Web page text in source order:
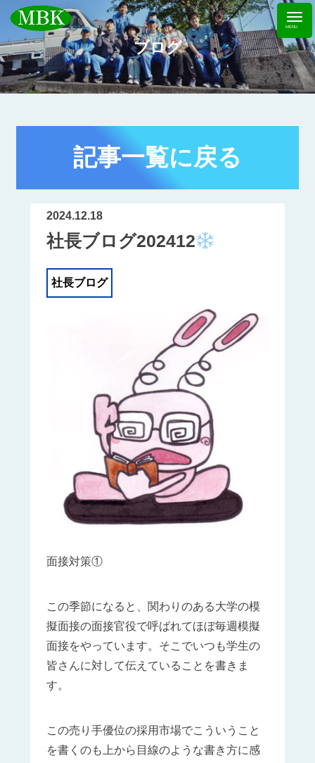
ブログ
記事一覧に戻る
2024.12.18
社長ブログ202412
社長ブログ
面接対策①
この季節になると、関わりのある大学の模
擬面接の面接官役で呼ばれてほぼ毎週模擬
面接をやっています。そこでいつも学生の
皆さんに対して伝えていることを書きま
す。
この売り手優位の採用市場でこういうこと
を書くのも上から目線のような書き方に感